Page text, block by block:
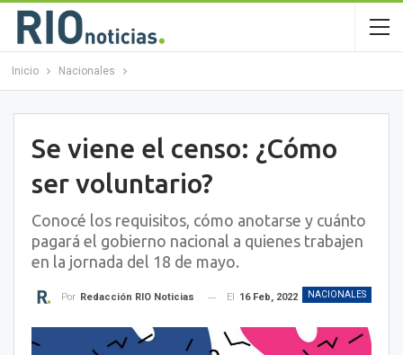
Inicio Nacionales
Se viene el censo: ¿Cómo
ser voluntario?
Conocé los requisitos, cómo anotarse y cuánto
pagará el gobierno nacional a quienes trabajen
en la jornada del 18 de mayo.
NACIONALES
Por Redacción RIO Noticias El 16 Feb, 2022